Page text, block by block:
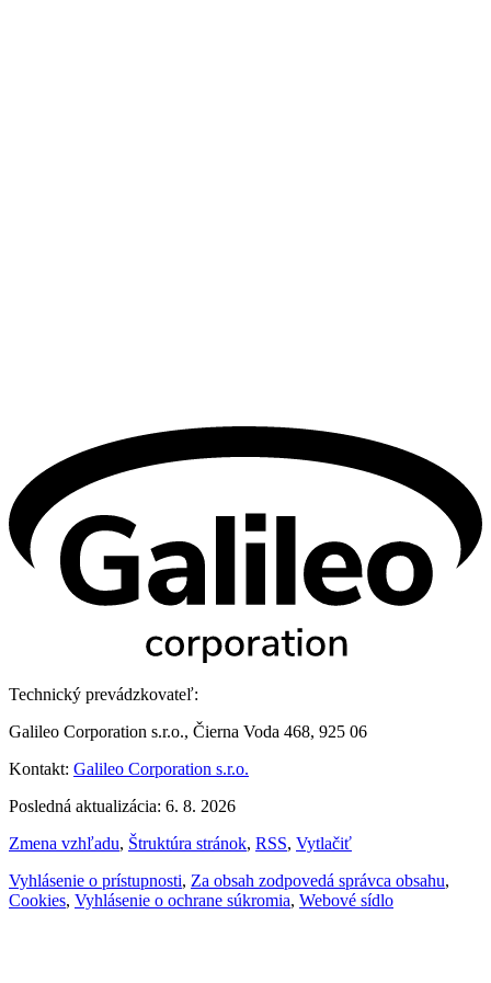
Technický prevádzkovateľ:
Galileo Corporation s.r.o., Čierna Voda 468, 925 06
Kontakt: Galileo Corporation s.r.o.
Posledná aktualizácia: 6. 8. 2026
Zmena vzhľadu, Štruktúra stránok, RSS, Vytlačiť
Vyhlásenie o prístupnosti, Za obsah zodpovedá správca obsahu,
Cookies, Vyhlásenie o ochrane súkromia, Webové sídlo